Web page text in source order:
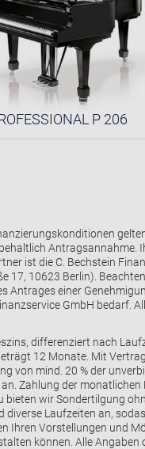
P 206
Antragsannahme.
ist die C. Bechstein
17, 10623 Berlin).
Antrages einer
GmbH bedarf.
differenziert nach
12 Monate. Mit
von mind. 20 % der
Zahlung der monatlichen
bieten wir Sondertilgung
diverse Laufzeiten an,
Ihren Vorstellungen und
können. Alle Angaben